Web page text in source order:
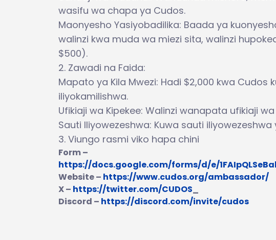
wasifu wa chapa ya Cudos.
Maonyesho Yasiyobadilika: Baada ya
walinzi kwa muda wa miezi sita, walinzi
$500).
2. Zawadi na Faida:
Mapato ya Kila Mwezi: Hadi $2,000 kwa
iliyokamilishwa.
Ufikiaji wa Kipekee: Walinzi wanapata ufikiaji
Sauti Iliyowezeshwa: Kuwa sauti
3. Viungo rasmi viko hapa chini
Form –
https://docs.google.com/forms/d/e/
Website – https://www.cudos.org/ambassador/
X – https://twitter.com/CUDOS
Discord – https://discord.com/invite/cudos